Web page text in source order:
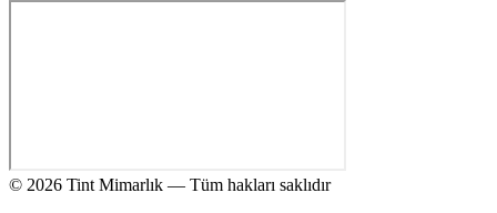
© 2026 Tint Mimarlık — Tüm hakları saklıdır